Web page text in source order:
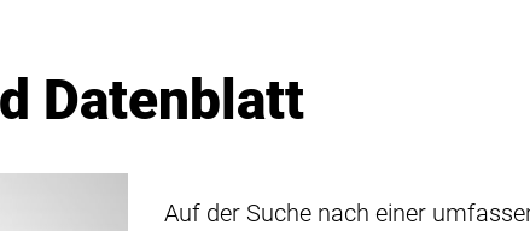
Datenblatt
Auf der Suche nach einer